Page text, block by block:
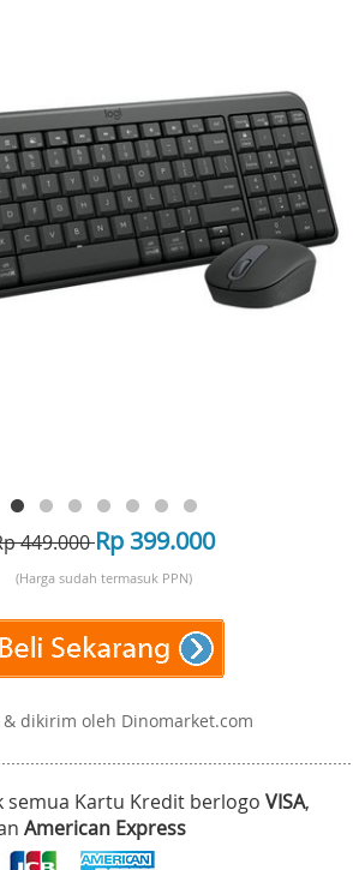
449.000Rp 399.000
(Harga sudah termasuk PPN)
dikirim oleh Dinomarket.com
semua Kartu Kredit berlogo VISA,
American Express